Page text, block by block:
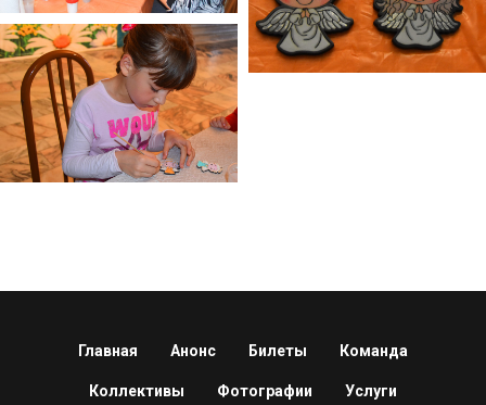
Главная Анонс Билеты Команда
Коллективы Фотографии Услуги